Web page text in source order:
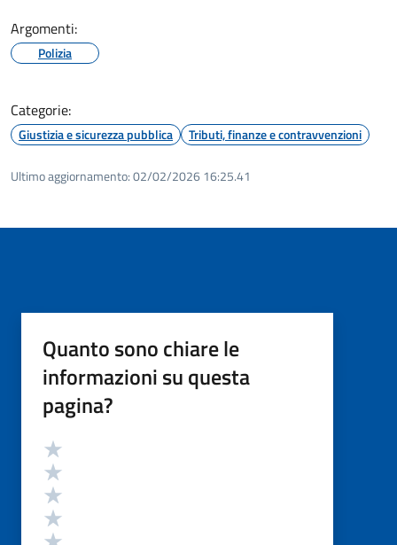
Argomenti:
Polizia
Categorie:
Giustizia e sicurezza pubblica Tributi, finanze e contravvenzioni
Ultimo aggiornamento:02/02/2026 16:25.41
Quanto sono chiare le
informazioni su questa
pagina?
Valutazione